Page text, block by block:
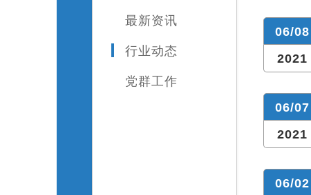
最新资讯
行业动态
党群工作
06/08
2021
06/07
2021
06/02